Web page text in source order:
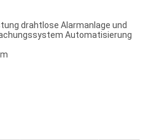
drahtlose Alarmanlage und
Automatisierung